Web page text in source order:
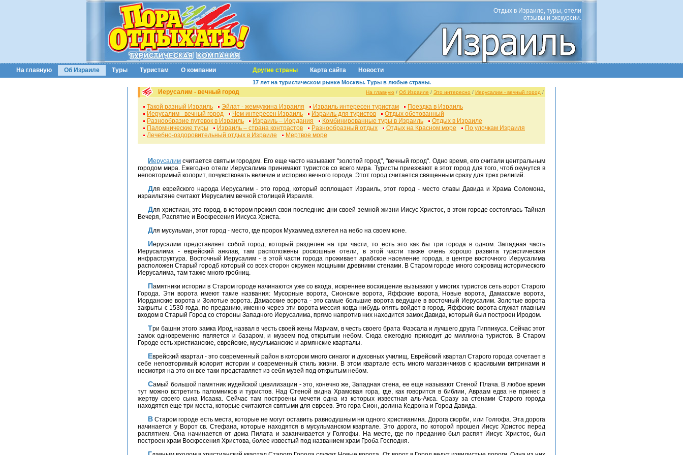
Отдых в Израиле, туры, отели
отзывы и экскурсии.
На главную Об Израиле Туры Туристам О компании Другие страны Карта сайта Новости
17 лет на туристическом рынке Москвы. Туры в любые страны.
Иерусалим - вечный город На главную / Об Израиле / Это интересно / Иерусалим - вечный город /
Такой разный Израиль Эйлат - жемчужина Израиля Израиль интересен туристам
Поездка в Израиль
Иерусалим - вечный город
Чем интересен Израиль Израиль для туристов
Отдых обетованный
Разнообразие путевок в Израиль
Израиль – Иордания Комбинированные туры в Израиль
Отдых в Израиле
Паломнические туры
Израиль – страна контрастов Разнообразный отдых Отдых на Красном море
По улочкам Израиля
Лечебно-оздоровительный отдых в Израиле
Мертвое море
Иерусалим считается святым городом. Его еще часто называют "золотой город", "вечный город". Одно время, его считали центральным
городом мира. Ежегодно отели Иерусалима принимают туристов со всего мира. Туристы приезжают в этот город для того, чтоб окунутся в
неповторимый колорит, почувствовать величие и историю вечного города. Этот город считается священным сразу для трех религий.
Для еврейского народа Иерусалим - это город, который воплощает Израиль, этот город - место славы Давида и Храма Соломона,
израильтяне считают Иерусалим вечной столицей Израиля.
Для христиан, это город, в котором прожил свои последние дни своей земной жизни Иисус Христос, в этом городе состоялась Тайная
Вечеря, Распятие и Воскресения Иисуса Христа.
Для мусульман, этот город - место, где пророк Мухаммед взлетел на небо на своем коне.
Иерусалим представляет собой город, который разделен на три части, то есть это как бы три города в одном. Западная часть
Иерусалима - еврейский анклав, там расположены роскошные отели, в этой части также очень хорошо развита туристическая
инфраструктура. Восточный Иерусалим - в этой части города проживает арабское население города, в центре восточного Иерусалима
расположен Старый городб который со всех сторон окружен мощными древними стенами. В Старом городе много сокровищ исторического
Иерусалима, там также много гробниц.
Памятники истории в Старом городе начинаются уже со входа, искреннее восхищение вызывают у многих туристов сеть ворот Старого
Города. Эти ворота имеют такие названия: Мусорные ворота, Сионские ворота, Яффские ворота, Новые ворота, Дамасские ворота,
Иорданские ворота и Золотые ворота. Дамасские ворота - это самые большие ворота ведущие в восточный Иерусалим. Золотые ворота
закрыты с 1530 года, по преданию, именно через эти ворота мессия когда-нибудь опять войдет в город. Яффские ворота служат главным
входом в Старый Город со стороны Западного Иерусалима, прямо напротив них находится замок Давида, который был построен Иродом.
Три башни этого замка Ирод назвал в честь своей жены Мариам, в честь своего брата Фаэсала и лучшего друга Гиппикуса. Сейчас этот
замок одновременно является и базаром, и музеем под открытым небом. Сюда ежегодно приходит до миллиона туристов. В Старом
Городе есть христианские, еврейские, мусульманские и армянские кварталы.
Еврейский квартал - это современный район в котором много синагог и духовных училищ. Еврейский квартал Старого города сочетает в
себе неповторимый колорит истории и современный стиль жизни. В этом квартале есть много магазинчиков с красивыми витринами и
несмотря на это он все таки представляет из себя музей под открытым небом.
Самый большой памятник иудейской цивилизации - это, конечно же, Западная стена, ее еще называют Стеной Плача. В любое время
тут можно встретить паломников и туристов. Над Стеной видна Храмовая гора, где, как говорится в библии, Авраам едва не принес в
жертву своего сына Исаака. Сейчас там построены мечети одна из которых известная аль-Акса. Сразу за стенами Старого города
находятся еще три места, которые считаются святыми для евреев. Это гора Сион, долина Кедрона и Город Давида.
В Старом городе есть места, которые не могут оставить равнодушным ни одного христианина. Дорога скорби, или Голгофа. Эта дорога
начинается у Ворот св. Стефана, которые находятся в мусульманском квартале. Это дорога, по которой прошел Иисус Христос перед
распятием. Она начинается от дома Пилата и заканчивается у Голгофы. На месте, где по преданию был распят Иисус Христос, был
построен храм Воскресения Христова, более известый под названием храм Гроба Господня.